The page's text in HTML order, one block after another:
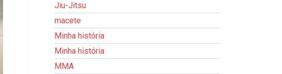
Jiu-Jitsu
macete
Minha história
Minha história
MMA